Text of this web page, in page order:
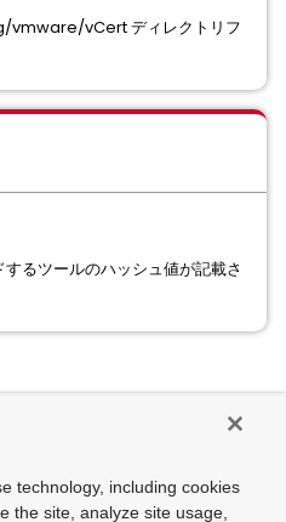
vmware/vCert ディレクトリフ
るツールのハッシュ値が記載さ
technology, including cookies
the site, analyze site usage,